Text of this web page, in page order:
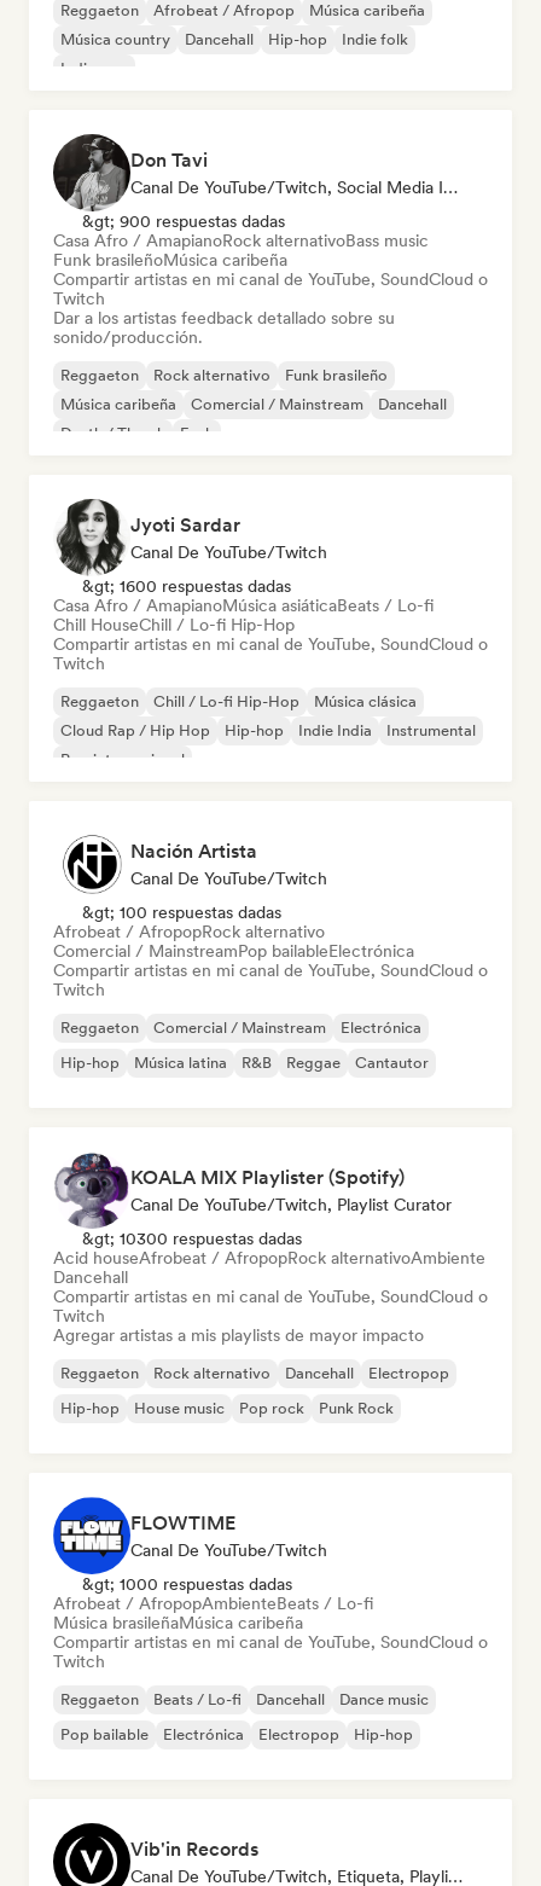
Reggaeton Afrobeat / Afropop
Música caribeña
Música country
Dancehall Hip-hop
Indie folk
Indie pop
Don Tavi
Canal De YouTube/Twitch, Social Media Influencer
&gt; 900 respuestas dadas
Casa Afro / AmapianoRock alternativoBass music
Funk brasileñoMúsica caribeña
Compartir artistas en mi canal de YouTube, SoundCloud o
Twitch
Dar a los artistas feedback detallado sobre su
sonido/producción.
Reggaeton Rock alternativo
Funk brasileño
Música caribeña
Comercial / Mainstream
Dancehall
Death / Thrash
Funk
Jyoti Sardar
Canal De YouTube/Twitch
&gt; 1600 respuestas dadas
Casa Afro / AmapianoMúsica asiáticaBeats / Lo-fi
Chill HouseChill / Lo-fi Hip-Hop
Compartir artistas en mi canal de YouTube, SoundCloud o
Twitch
Reggaeton Chill / Lo-fi Hip-Hop
Música clásica
Cloud Rap / Hip Hop
Hip-hop Indie India
Instrumental
Pop internacional
Nación Artista
Canal De YouTube/Twitch
&gt; 100 respuestas dadas
Afrobeat / AfropopRock alternativo
Comercial / MainstreamPop bailableElectrónica
Compartir artistas en mi canal de YouTube, SoundCloud o
Twitch
Reggaeton Comercial / Mainstream
Electrónica
Hip-hop
Música latina R&B Reggae Cantautor
KOALA MIX Playlister (Spotify)
Canal De YouTube/Twitch, Playlist Curator
&gt; 10300 respuestas dadas
Acid houseAfrobeat / AfropopRock alternativoAmbiente
Dancehall
Compartir artistas en mi canal de YouTube, SoundCloud o
Twitch
Agregar artistas a mis playlists de mayor impacto
Reggaeton Rock alternativo Dancehall
Electropop
Hip-hop
House music Pop rock Punk Rock
FLOWTIME
Canal De YouTube/Twitch
&gt; 1000 respuestas dadas
Afrobeat / AfropopAmbienteBeats / Lo-fi
Música brasileñaMúsica caribeña
Compartir artistas en mi canal de YouTube, SoundCloud o
Twitch
Reggaeton Beats / Lo-fi Dancehall
Dance music
Pop bailable
Electrónica Electropop Hip-hop
Vib'in Records
Canal De YouTube/Twitch, Etiqueta, Playlist Curator, Editor